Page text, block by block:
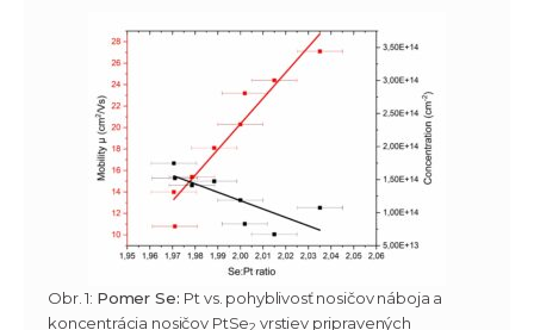
Obr. 1: Pomer Se: Pt vs. pohyblivosť nosičov náboja a
koncentrácia nosičov PtSe2 vrstiev pripravených